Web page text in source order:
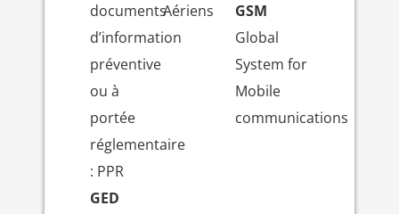
documents
d’information
préventive
ou à
portée
réglementaire
: PPR
GED
Aériens
GSM
Global
System for
Mobile
communications